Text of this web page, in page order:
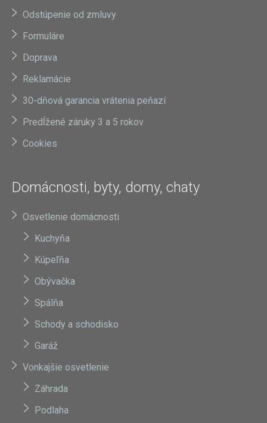
Odstúpenie od zmluvy
Formuláre
Doprava
Reklamácie
30-dňová garancia vrátenia peňazí
Predĺžené záruky 3 a 5 rokov
Cookies
Domácnosti, byty, domy, chaty
Osvetlenie domácnosti
Kuchyňa
Kúpeľňa
Obývačka
Spálňa
Schody a schodisko
Garáž
Vonkajšie osvetlenie
Záhrada
Podlaha